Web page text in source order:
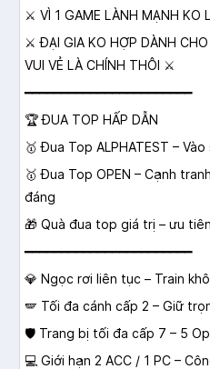
⚔️ VÌ 1 GAME LÀNH MẠNH KO
⚔️ ĐẠI GIA KO HỢP DÀNH CHO
VUI VẺ LÀ CHÍNH THÔI ⚔️
━━━━━━━━━━━━━━━━━━━━━━━
🏆 ĐUA TOP HẤP DẪN
🥇 Đua Top ALPHATEST –
🥇 Đua Top OPEN – Cạnh
đáng
🎁 Quà đua top giá trị – ưu
━━━━━━━━━━━━━━━━━━━━━━━
💎 Ngọc rơi liên tục – Train
🪽 Tối đa cánh cấp 2 – Giữ
🛡️ Trang bị tối đa cấp 7 – 5
💻 Giới hạn 2 ACC / 1 PC –